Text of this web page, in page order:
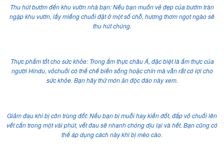
Thu hút bướm đến khu vườn nhà bạn: Nếu bạn muốn vẻ đẹp của bướm tràn
ngập khu vườn, lấy miếng chuối đặt ở một số chỗ, hương thơm ngọt ngào sẽ
thu hút chúng.
Thực phẩm tốt cho sức khỏe: Trong ẩm thực châu Á, đặc biệt là ẩm thực của
người Hindu, vỏchuối có thể chế biến sống hoặc chín mà vẫn rất có lợi cho
sức khỏe. Bạn hãy thử món ăn độc đáo này xem.
Giảm đau khi bị côn trùng đốt: Nếu bạn bị muỗi hay kiến đốt, đắp vỏ chuối lên
vết cắn trong một vài phút, vết đau sẽ nhanh chóng dịu lại và hết. Bạn cũng có
thể áp dụng cách này khi bị mèo cào.